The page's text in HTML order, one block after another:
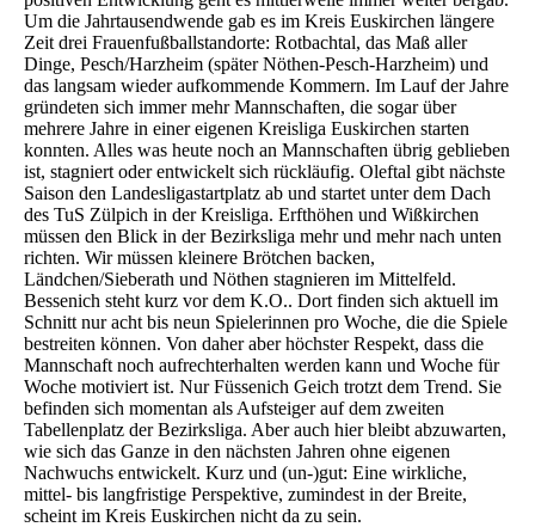
Um die Jahrtausendwende gab es im Kreis Euskirchen längere
Zeit drei Frauenfußballstandorte: Rotbachtal, das Maß aller
Dinge, Pesch/Harzheim (später Nöthen-Pesch-Harzheim) und
das langsam wieder aufkommende Kommern. Im Lauf der Jahre
gründeten sich immer mehr Mannschaften, die sogar über
mehrere Jahre in einer eigenen Kreisliga Euskirchen starten
konnten. Alles was heute noch an Mannschaften übrig geblieben
ist, stagniert oder entwickelt sich rückläufig. Oleftal gibt nächste
Saison den Landesligastartplatz ab und startet unter dem Dach
des TuS Zülpich in der Kreisliga. Erfthöhen und Wißkirchen
müssen den Blick in der Bezirksliga mehr und mehr nach unten
richten. Wir müssen kleinere Brötchen backen,
Ländchen/Sieberath und Nöthen stagnieren im Mittelfeld.
Bessenich steht kurz vor dem K.O.. Dort finden sich aktuell im
Schnitt nur acht bis neun Spielerinnen pro Woche, die die Spiele
bestreiten können. Von daher aber höchster Respekt, dass die
Mannschaft noch aufrechterhalten werden kann und Woche für
Woche motiviert ist. Nur Füssenich Geich trotzt dem Trend. Sie
befinden sich momentan als Aufsteiger auf dem zweiten
Tabellenplatz der Bezirksliga. Aber auch hier bleibt abzuwarten,
wie sich das Ganze in den nächsten Jahren ohne eigenen
Nachwuchs entwickelt. Kurz und (un-)gut: Eine wirkliche,
mittel- bis langfristige Perspektive, zumindest in der Breite,
scheint im Kreis Euskirchen nicht da zu sein.